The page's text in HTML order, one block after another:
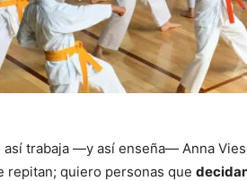
trabaja —y así enseña— Anna
repitan; quiero personas que